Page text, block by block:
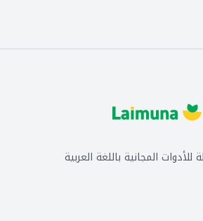
المجانية باللغة العربية